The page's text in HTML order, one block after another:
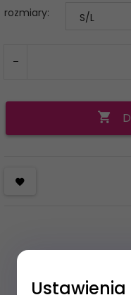
rozmiary: